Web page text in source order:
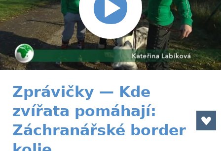
Zprávičky — Kde
zvířata pomáhají:
Záchranářské border